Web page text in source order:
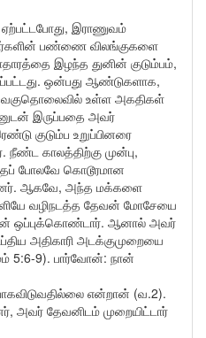
ஏற்பட்டபோது, இராணுவம்
பண்ணை விலங்குகளை
இழந்த துனின் குடும்பம்,
ஒன்பது ஆண்டுகளாக,
வெகுதொலைவில் உள்ள அகதிகள்
இருப்பதை அவர்
குடும்ப உறுப்பினரை
நீண்ட காலத்திற்கு முன்பு,
போலவே கொடூரமான
ஆகவே, அந்த மக்களை
வழிநடத்த தேவன் மோசேயை
ஒப்புக்கொண்டார். ஆனால் அவர்
அதிகாரி அடக்குமுறையை
5:6-9). பார்வோன்: நான்
என்றான் (வ.2).
அவர் தேவனிடம் முறையிட்டார்